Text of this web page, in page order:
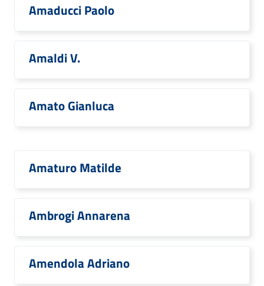
Amaducci Paolo
Amaldi V.
Amato Gianluca
Amaturo Matilde
Ambrogi Annarena
Amendola Adriano